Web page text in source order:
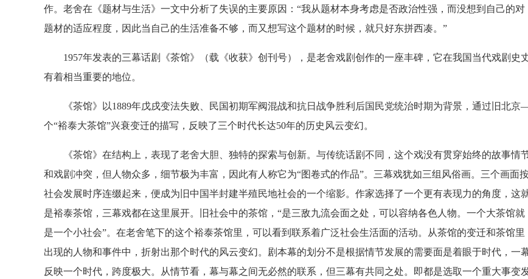
作。老舍在《题材与生活》一文中分析了失误的主要原因：“我从题材本身考虑是否政治性强，而没想到自己的对
题材的适应程度，因此当自己的生活准备不够，而又想写这个题材的时候，就只好东拼西凑。”
1957年发表的三幕话剧《茶馆》（载《收获》创刊号），是老舍戏剧创作的一座丰碑，它在我国当代戏剧史
有着相当重要的地位。
《茶馆》以1889年戊戌变法失败、民国初期军阀混战和抗日战争胜利后国民党统治时期为背景，通过旧北京
个“裕泰大茶馆”兴衰变迁的描写，反映了三个时代长达50年的历史风云变幻。
《茶馆》在结构上，表现了老舍大胆、独特的探索与创新。与传统话剧不同，这个戏没有贯穿始终的故事情
和戏剧冲突，但人物众多，细节极为丰富，因此有人称它为“图卷式的作品”。三幕戏犹如三组风俗画。三个画面
社会发展时序连缀起来，便成为旧中国半封建半殖民地社会的一个缩影。作家选择了一个更有表现力的角度，这
是裕泰茶馆，三幕戏都在这里展开。旧社会中的茶馆，“是三敌九流会面之处，可以容纳各色人物。一个大茶馆就
是一个小社会”。在老舍笔下的这个裕泰茶馆里，可以看到联系着广泛社会生活面的活动。从茶馆的变迁和茶馆里
出现的人物和事件中，折射出那个时代的风云变幻。剧本幕的划分不是根据情节发展的需要面是着眼于时代，一
反映一个时代，跨度极大。从情节看，幕与幕之间无必然的联系，但三幕有共同之处。即都是选取一个重大事变